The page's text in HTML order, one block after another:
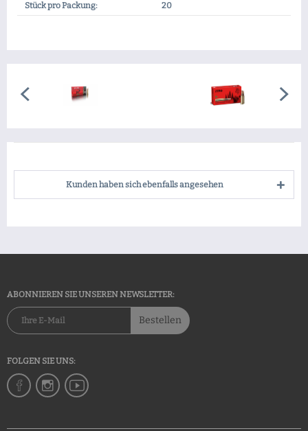
Stück pro Packung:
20
Kunden haben sich ebenfalls angesehen
ABONNIEREN SIE UNSEREN NEWSLETTER:
Bestellen
FOLGEN SIE UNS: